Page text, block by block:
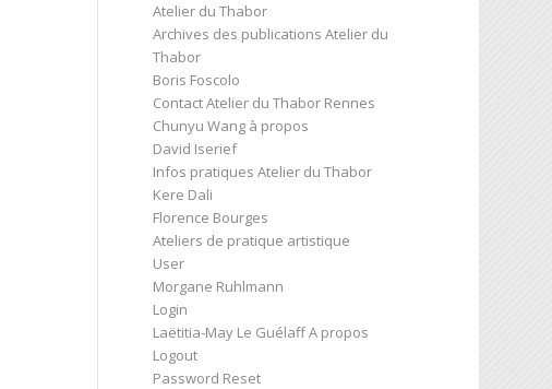
Atelier du Thabor
Archives des publications Atelier du
Thabor
Boris Foscolo
Contact Atelier du Thabor Rennes
Chunyu Wang à propos
David Iserief
Infos pratiques Atelier du Thabor
Kere Dali
Florence Bourges
Ateliers de pratique artistique
User
Morgane Ruhlmann
Login
Laëtitia-May Le Guélaff A propos
Logout
Password Reset